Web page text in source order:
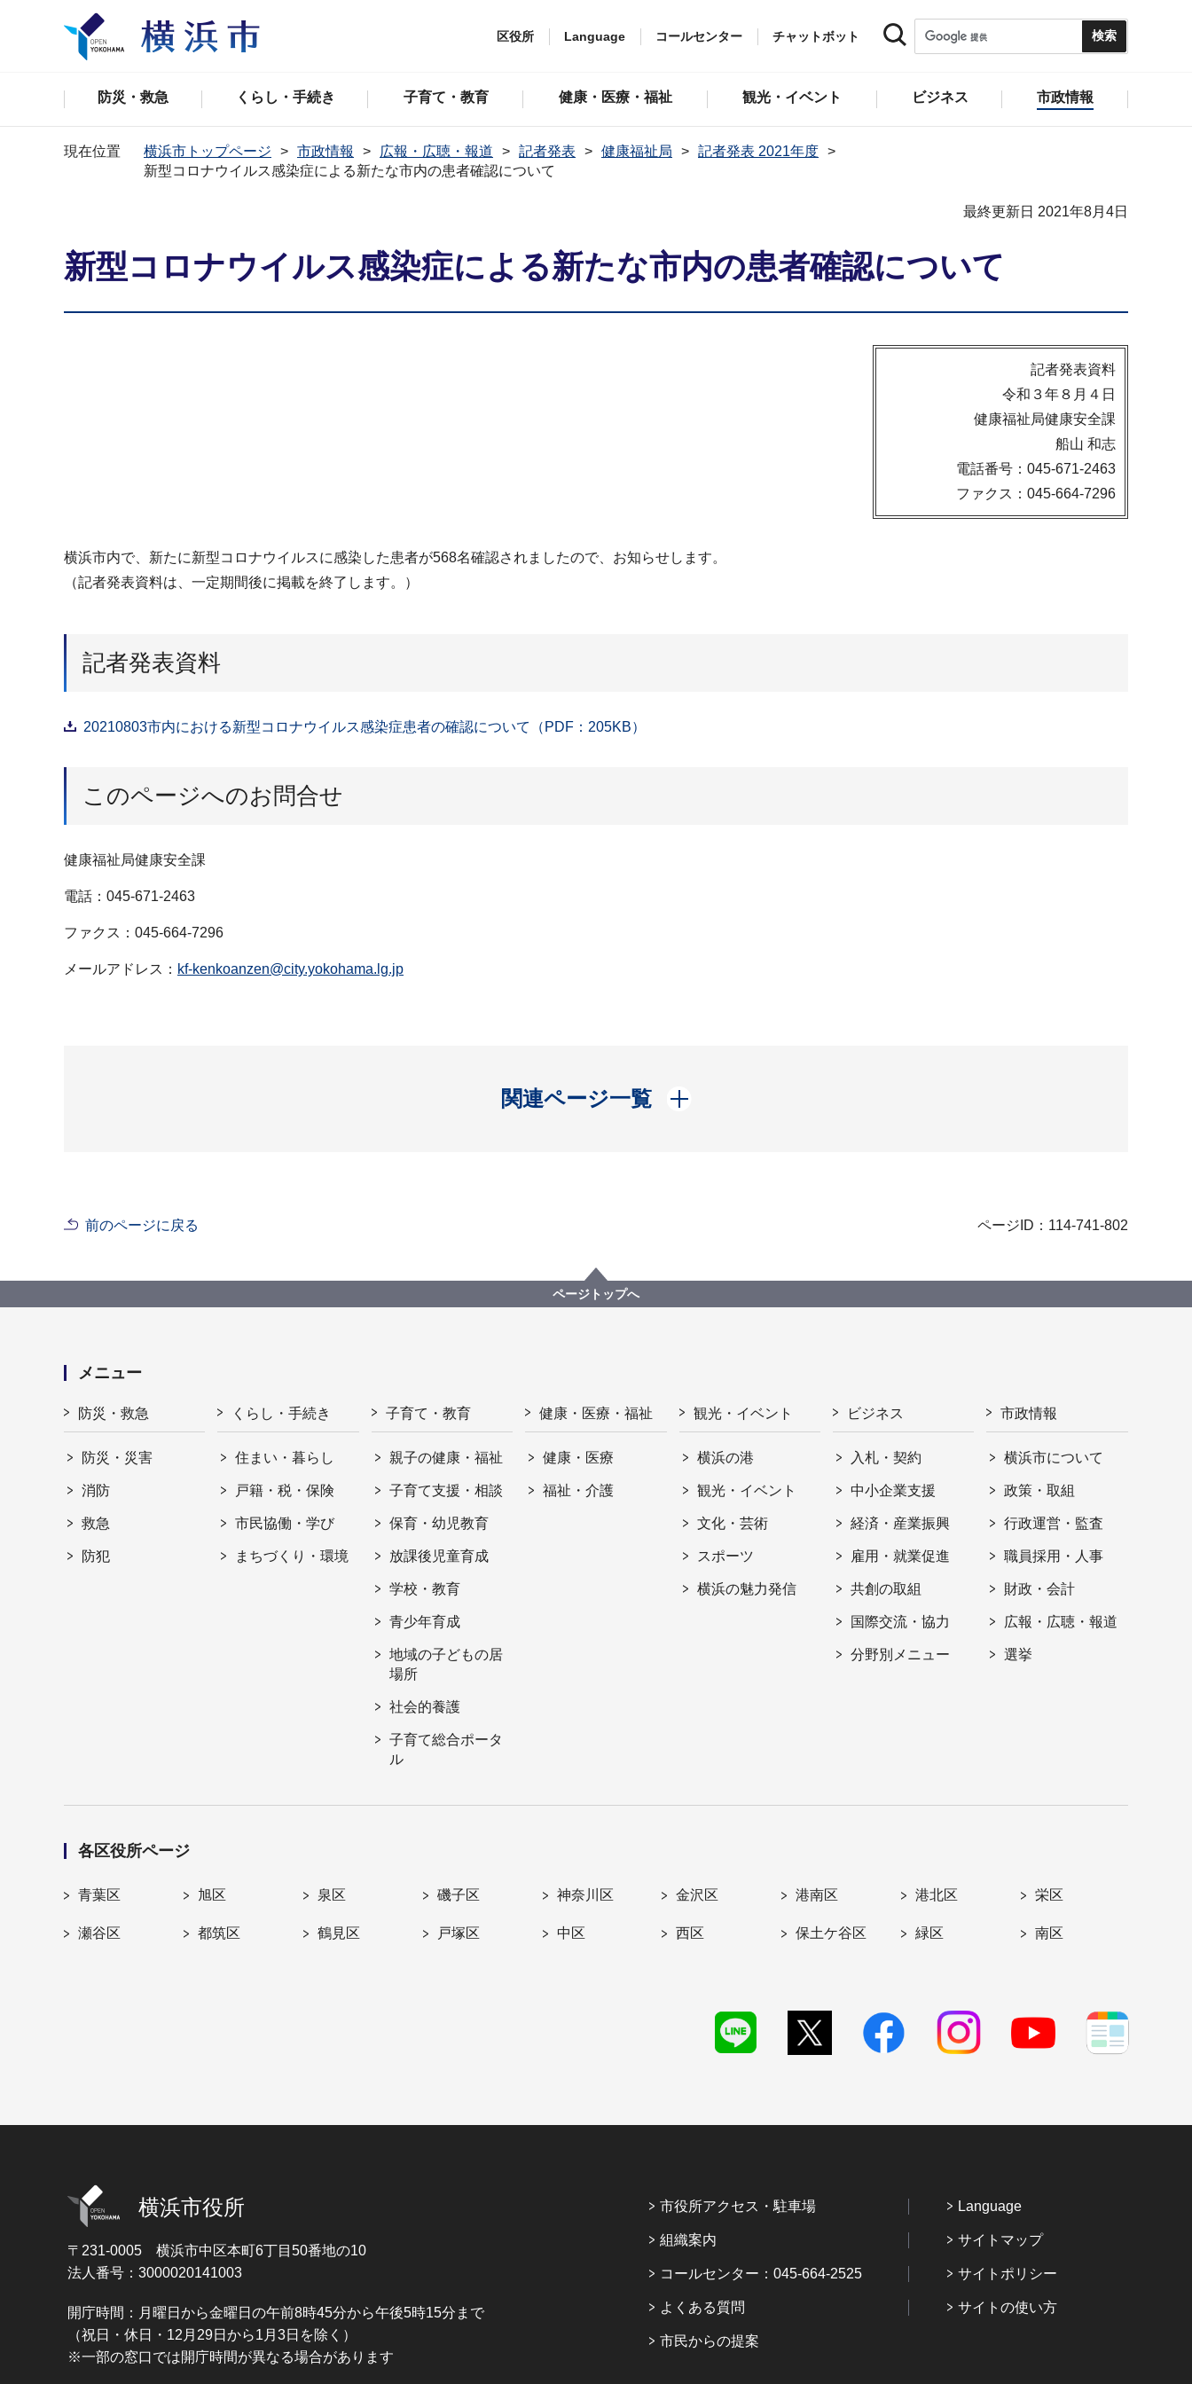
区役所 Language コールセンター チャットボット
防災・救急 くらし・手続き 子育て・教育 健康・医療・福祉 観光・イベント ビジネス 市政情報
現在位置 横浜市トップページ 市政情報 広報・広聴・報道 記者発表 健康福祉局
記者発表 2021年度
新型コロナウイルス感染症による新たな市内の患者確認について
最終更新日 2021年8月4日
新型コロナウイルス感染症による新たな市内の患者確認について
記者発表資料
令和３年８月４日
健康福祉局健康安全課
船山 和志
電話番号：045-671-2463
ファクス：045-664-7296
横浜市内で、新たに新型コロナウイルスに感染した患者が568名確認されましたので、お知らせします。
（記者発表資料は、一定期間後に掲載を終了します。）
記者発表資料
20210803市内における新型コロナウイルス感染症患者の確認について（PDF：205KB）
このページへのお問合せ
健康福祉局健康安全課
電話：045-671-2463
ファクス：045-664-7296
メールアドレス： kf-kenkoanzen@city.yokohama.lg.jp
関連ページ一覧
開く
前のページに戻る ページID：114-741-802
ページトップへ
メニュー
防災・救急
防災・災害
消防
救急
防犯
くらし・手続き
住まい・暮らし
戸籍・税・保険
市民協働・学び
まちづくり・環境
子育て・教育
親子の健康・福祉
子育て支援・相談
保育・幼児教育
放課後児童育成
学校・教育
青少年育成
地域の子どもの居
場所
社会的養護
子育て総合ポータ
ル
健康・医療・福祉
健康・医療
福祉・介護
観光・イベント
横浜の港
観光・イベント
文化・芸術
スポーツ
横浜の魅力発信
ビジネス
入札・契約
中小企業支援
経済・産業振興
雇用・就業促進
共創の取組
国際交流・協力
分野別メニュー
市政情報
横浜市について
政策・取組
行政運営・監査
職員採用・人事
財政・会計
広報・広聴・報道
選挙
各区役所ページ
青葉区 旭区 泉区 磯子区 神奈川区 金沢区 港南区 港北区 栄区
瀬谷区 都筑区 鶴見区 戸塚区 中区 西区 保土ケ谷区 緑区 南区
横浜市役所
〒231-0005 横浜市中区本町6丁目50番地の10
法人番号：3000020141003
開庁時間：月曜日から金曜日の午前8時45分から午後5時15分まで
（祝日・休日・12月29日から1月3日を除く）
※一部の窓口では開庁時間が異なる場合があります
市役所アクセス・駐車場
組織案内
コールセンター：045-664-2525
よくある質問
市民からの提案
Language
サイトマップ
サイトポリシー
サイトの使い方